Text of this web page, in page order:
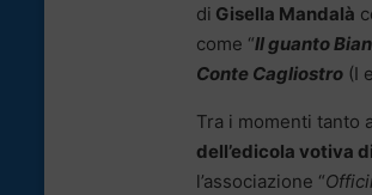
di Gisella Mandalà
come “Il guanto
Conte Cagliostro (I
Tra i momenti tanto
dell’edicola votiva
l’associazione “